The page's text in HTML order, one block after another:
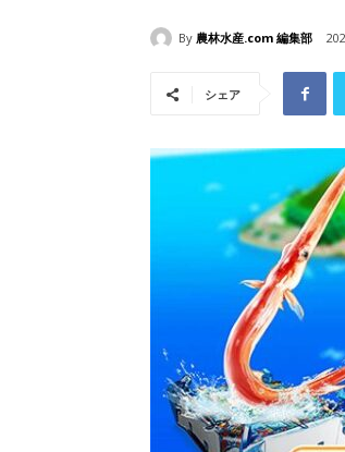
By 農林水産.com 編集部
シェア